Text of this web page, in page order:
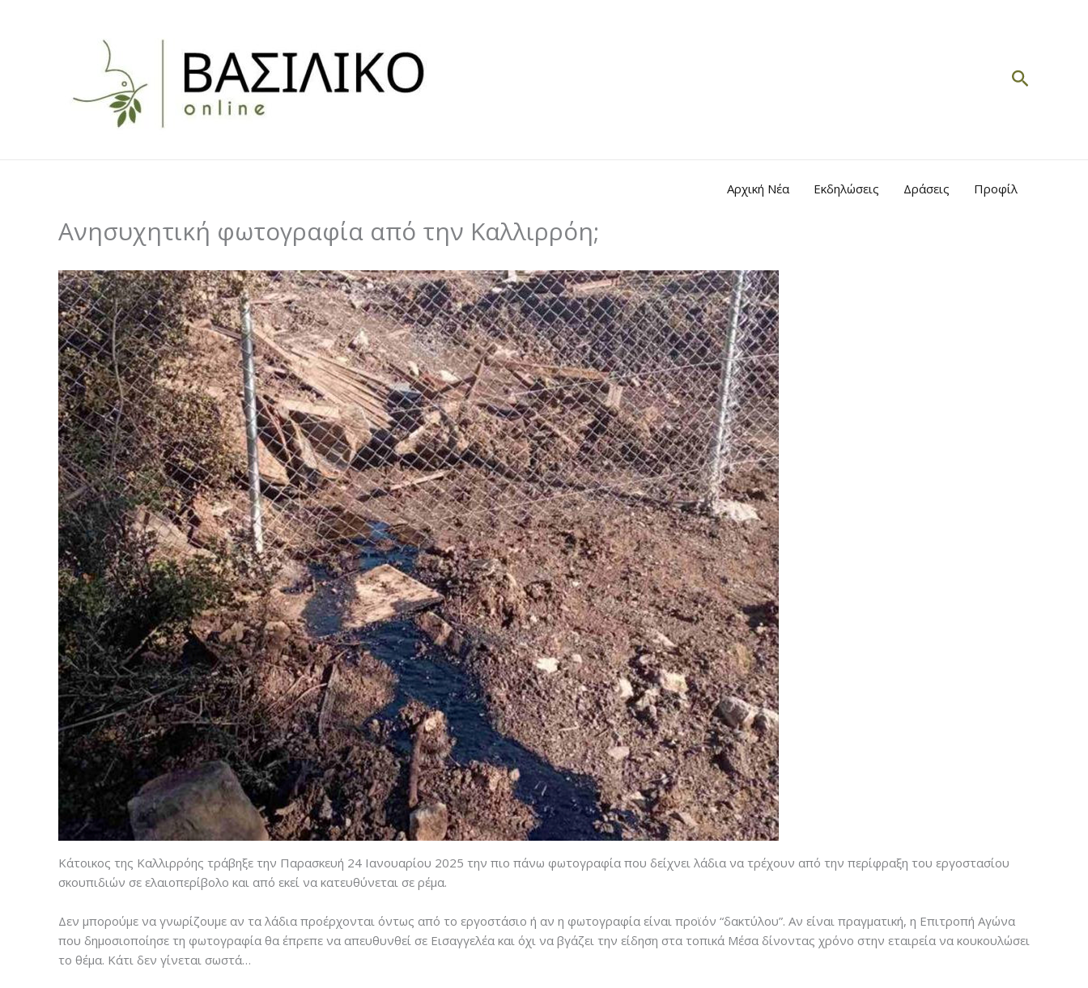
Search
Αρχική Νέα Εκδηλώσεις Δράσεις Προφίλ
Ανησυχητική φωτογραφία από την Καλλιρρόη;
Κάτοικος της Καλλιρρόης τράβηξε την Παρασκευή 24 Ιανουαρίου 2025 την πιο πάνω φωτογραφία που δείχνει λάδια να τρέχουν από την περίφραξη του εργοστασίου
σκουπιδιών σε ελαιοπερίβολο και από εκεί να κατευθύνεται σε ρέμα.
Δεν μπορούμε να γνωρίζουμε αν τα λάδια προέρχονται όντως από το εργοστάσιο ή αν η φωτογραφία είναι προϊόν “δακτύλου”. Αν είναι πραγματική, η Επιτροπή Αγώνα
που δημοσιοποίησε τη φωτογραφία θα έπρεπε να απευθυνθεί σε Εισαγγελέα και όχι να βγάζει την είδηση στα τοπικά Μέσα δίνοντας χρόνο στην εταιρεία να κουκουλώσει
το θέμα. Κάτι δεν γίνεται σωστά…